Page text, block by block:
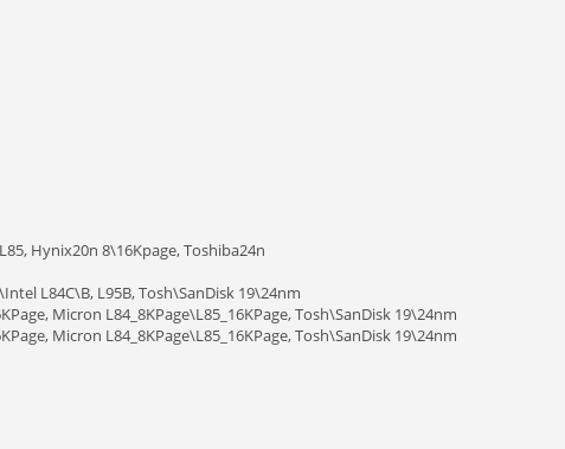
Hynix20n 8\16Kpage, Toshiba24n
L84C\B, L95B, Tosh\SanDisk 19\24nm
Micron L84_8KPage\L85_16KPage, Tosh\SanDisk 19\24nm
Micron L84_8KPage\L85_16KPage, Tosh\SanDisk 19\24nm